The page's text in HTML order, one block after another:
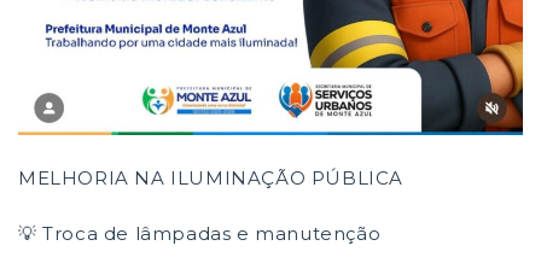
MELHORIA NA ILUMINAÇÃO PÚBLICA
💡 Troca de lâmpadas e manutenção